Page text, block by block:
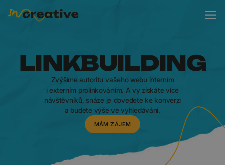
LINKBUILDING
Zvýšíme autoritu vašeho webu interním
i externím prolinkováním. A vy získáte více
návštěvníků, snáze je dovedete ke konverzi
a budete výše ve vyhledávání.
MÁM ZÁJEM